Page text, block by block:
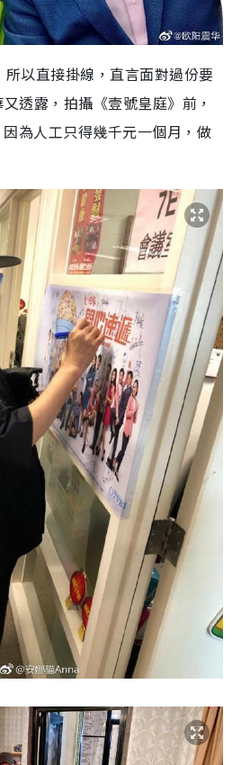
以直接掛線，直言面對過份要
透露，拍攝《壹號皇庭》前，
為人工只得幾千元一個月，做